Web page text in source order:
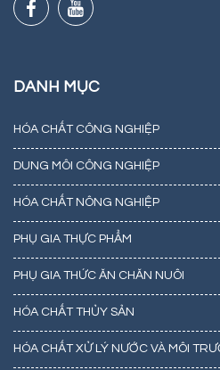
DANH MỤC
HÓA CHẤT CÔNG NGHIỆP
DUNG MÔI CÔNG NGHIỆP
HÓA CHẤT NÔNG NGHIỆP
PHỤ GIA THỰC PHẨM
PHỤ GIA THỨC ĂN CHĂN NUÔI
HÓA CHẤT THỦY SẢN
HÓA CHẤT XỬ LÝ NƯỚC VÀ MÔI